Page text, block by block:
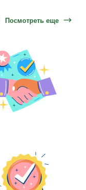
Посмотреть еще